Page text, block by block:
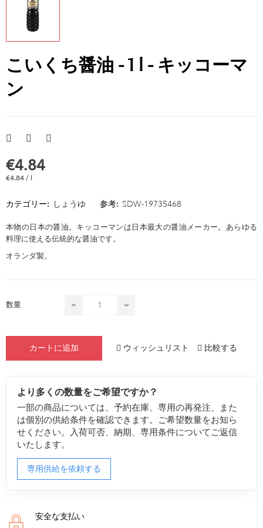
こいくち醤油 - 1 l - キッコーマ
ン
€4.84
€4.84 / l
カテゴリー: しょうゆ 参考: SDW-19735468
本物の日本の醤油。キッコーマンは日本最大の醤油メーカー。あらゆる
料理に使える伝統的な醤油です。
オランダ製。
数量
カートに追加 ウィッシュリスト 比較する
より多くの数量をご希望ですか？
一部の商品については、予約在庫、専用の再発注、また
は個別の供給条件を確認できます。ご希望数量をお知ら
せください。入荷可否、納期、専用条件についてご返信
いたします。
専用供給を依頼する
安全な支払い